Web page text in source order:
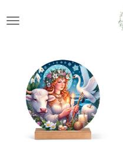
direct
hoofdinhoud